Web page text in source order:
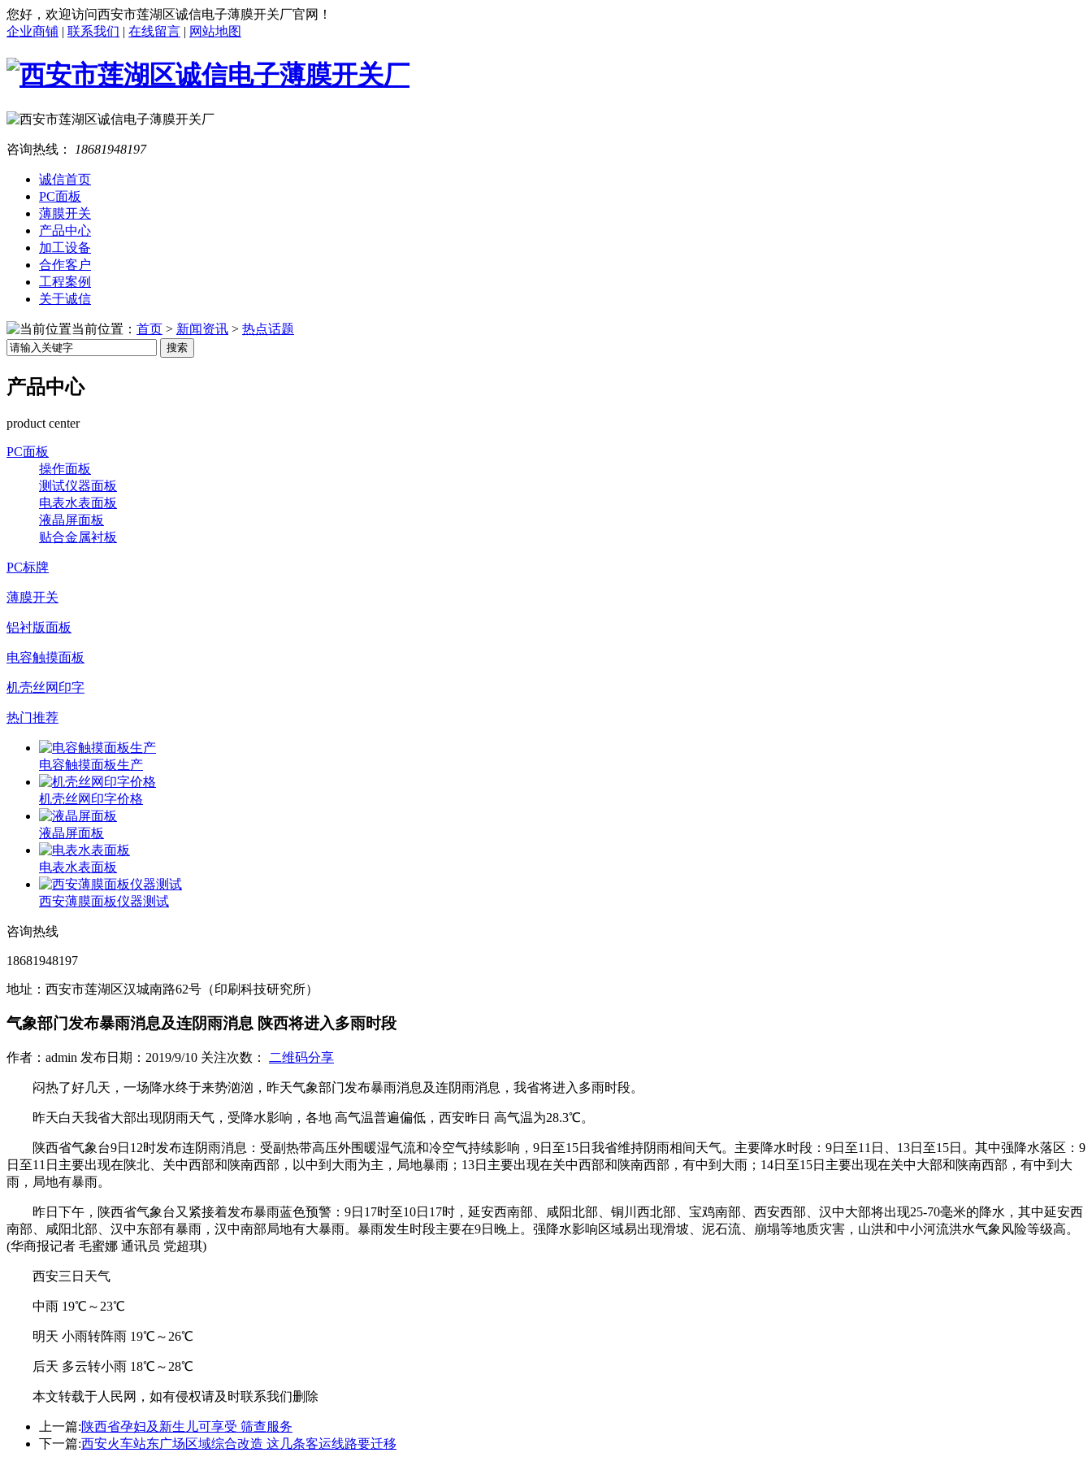
您好，欢迎访问西安市莲湖区诚信电子薄膜开关厂官网！
企业商铺 | 联系我们 | 在线留言 | 网站地图
咨询热线： 18681948197
诚信首页
PC面板
薄膜开关
产品中心
加工设备
合作客户
工程案例
关于诚信
当前位置： 首页 > 新闻资讯 > 热点话题
搜索
产品中心
product center
PC面板
操作面板
测试仪器面板
电表水表面板
液晶屏面板
贴合金属衬板
PC标牌
薄膜开关
铝衬版面板
电容触摸面板
机壳丝网印字
热门推荐
电容触摸面板生产
机壳丝网印字价格
液晶屏面板
电表水表面板
西安薄膜面板仪器测试
咨询热线
18681948197
地址：西安市莲湖区汉城南路62号（印刷科技研究所）
气象部门发布暴雨消息及连阴雨消息 陕西将进入多雨时段
作者：admin 发布日期：2019/9/10 关注次数： 二维码分享
闷热了好几天，一场降水终于来势汹汹，昨天气象部门发布暴雨消息及连阴雨消息，我省将进入多雨时段。
昨天白天我省大部出现阴雨天气，受降水影响，各地 高气温普遍偏低，西安昨日 高气温为28.3℃。
陕西省气象台9日12时发布连阴雨消息：受副热带高压外围暖湿气流和冷空气持续影响，9日至15日我省维持阴雨相间天气。主要降水时段：9日至11日、13日至15日。其中强降水落区：9
日至11日主要出现在陕北、关中西部和陕南西部，以中到大雨为主，局地暴雨；13日主要出现在关中西部和陕南西部，有中到大雨；14日至15日主要出现在关中大部和陕南西部，有中到大
雨，局地有暴雨。
昨日下午，陕西省气象台又紧接着发布暴雨蓝色预警：9日17时至10日17时，延安西南部、咸阳北部、铜川西北部、宝鸡南部、西安西部、汉中大部将出现25-70毫米的降水，其中延安西
南部、咸阳北部、汉中东部有暴雨，汉中南部局地有大暴雨。暴雨发生时段主要在9日晚上。强降水影响区域易出现滑坡、泥石流、崩塌等地质灾害，山洪和中小河流洪水气象风险等级高。
(华商报记者 毛蜜娜 通讯员 党超琪)
西安三日天气
中雨 19℃～23℃
明天 小雨转阵雨 19℃～26℃
后天 多云转小雨 18℃～28℃
本文转载于人民网，如有侵权请及时联系我们删除
上一篇:陕西省孕妇及新生儿可享受 筛查服务
下一篇:西安火车站东广场区域综合改造 这几条客运线路要迁移